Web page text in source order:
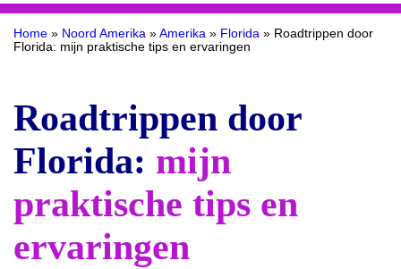
Home » Noord Amerika » Amerika » Florida » Roadtrippen door
Florida: mijn praktische tips en ervaringen
Roadtrippen door
Florida: mijn
praktische tips en
ervaringen